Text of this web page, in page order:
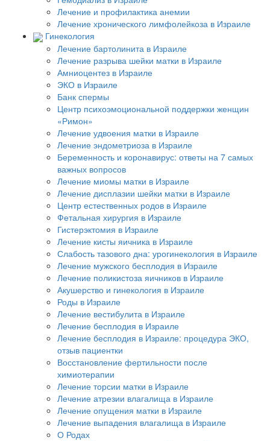
Лечение и профилактика анемии
Лечение хронического лимфолейкоза в Израиле
Гинекология
Лечение бартолинита в Израиле
Лечение разрыва шейки матки в Израиле
Амниоцентез в Израиле
ЭКО в Израиле
Банк спермы
Центр психоэмоциональной поддержки женщин
«Римон»
Лечение удвоения матки в Израиле
Лечение эндометриоза в Израиле
Беременность и коронавирус: ответы на 7 самых
важных вопросов
Лечение миомы матки в Израиле
Лечение дисплазии шейки матки в Израиле
Центр естественных родов в Израиле
Фетальная хирургия в Израиле
Гистерэктомия в Израиле
Лечение кисты яичника в Израиле
Слабость тазового дна: урогинекология в Израиле
Лечение мужского бесплодия в Израиле
Лечение поликистоза яичников в Израиле
Акушерство и гинекология в Израиле
Роды в Израиле
Лечение вестибулита в Израиле
Лечение бесплодия в Израиле
Лечение бесплодия в Израиле: процедура ЭКО,
отзыв пациентки
Восстановление фертильности после
химиотерапии
Лечение торсии матки в Израиле
Лечение атрезии влагалища в Израиле
Лечение опущения матки в Израиле
Лечение выпадения влагалища в Израиле
О Родах